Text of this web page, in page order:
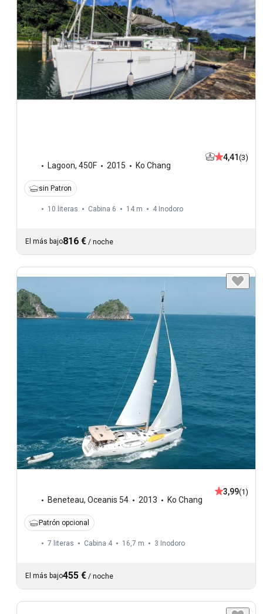
Lagoon, 450F 2015 Ko Chang
4,41 (3)
sin Patron
10 literas Cabina 6 14 m 4 Inodoro
El más bajo816 € / noche
Beneteau, Oceanis 54 2013 Ko Chang
3,99(1)
Patrón opcional
7 literas Cabina 4 16,7 m 3 Inodoro
El más bajo455 € / noche